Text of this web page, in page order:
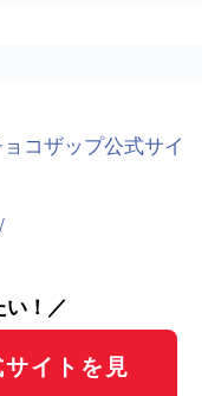
コザップ公式サイ
い！／
イトを見